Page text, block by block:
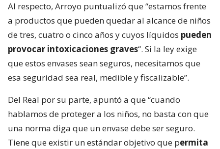
Al respecto, Arroyo puntualizó que “estamos frente
a productos que pueden quedar al alcance de niños
de tres, cuatro o cinco años y cuyos líquidos pueden
provocar intoxicaciones graves“. Si la ley exige
que estos envases sean seguros, necesitamos que
esa seguridad sea real, medible y fiscalizable”.
Del Real por su parte, apuntó a que “cuando
hablamos de proteger a los niños, no basta con que
una norma diga que un envase debe ser seguro.
Tiene que existir un estándar objetivo que permita